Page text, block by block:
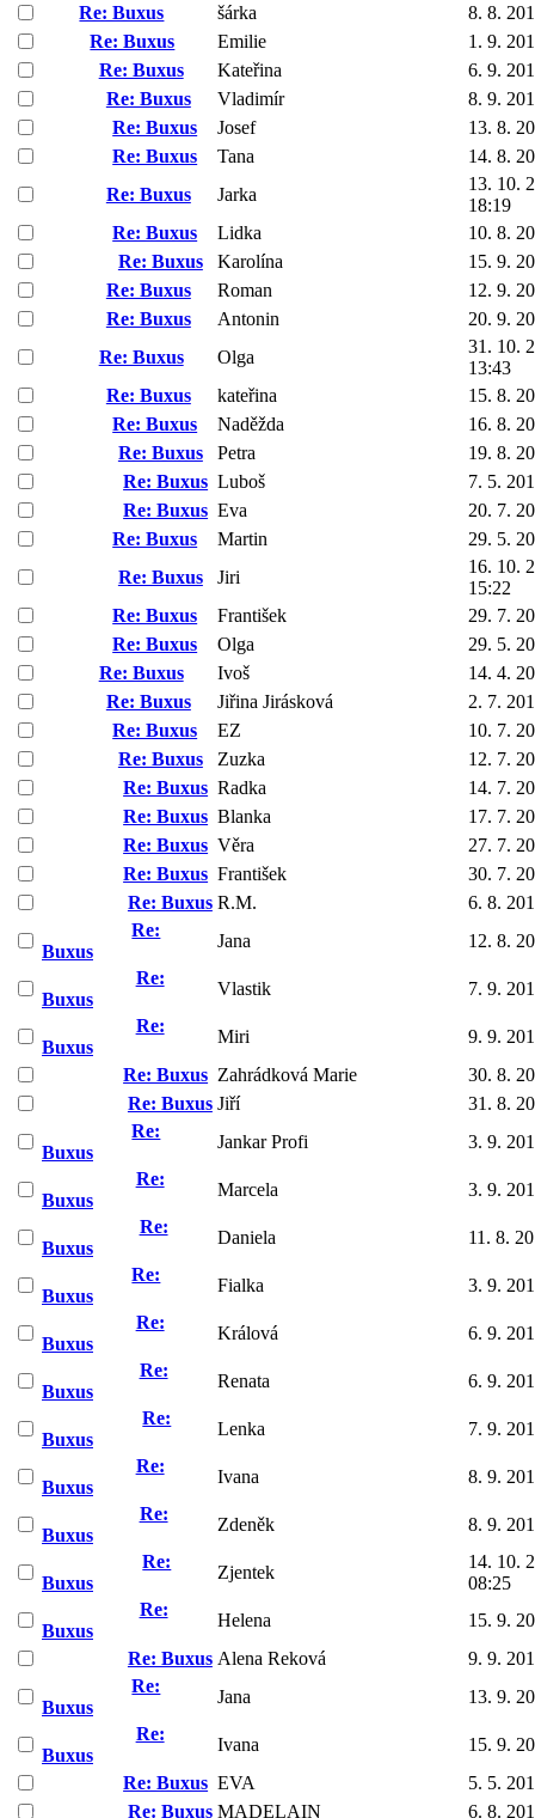
Re: Buxus
šárka
8. 8.
Re: Buxus
Emilie
1. 9.
Re: Buxus
Kateřina
6. 9.
Re: Buxus
Vladimír
8. 9.
Re: Buxus
Josef
13. 8.
Re: Buxus
Tana
14. 8.
Re: Buxus
Jarka
13. 10.
18:19
Re: Buxus
Lidka
10. 8.
Re: Buxus
Karolína
15. 9.
Re: Buxus
Roman
12. 9.
Re: Buxus
Antonin
20. 9.
Re: Buxus
Olga
31. 10.
13:43
Re: Buxus
kateřina
15. 8.
Re: Buxus
Naděžda
16. 8.
Re: Buxus
Petra
19. 8.
Re: Buxus Luboš
7. 5.
Re: Buxus Eva
20. 7.
Re: Buxus
Martin
29. 5.
Re: Buxus
Jiri
16. 10.
15:22
Re: Buxus
František
29. 7.
Re: Buxus
Olga
29. 5.
Re: Buxus
Ivoš
14. 4.
Re: Buxus
Jiřina Jirásková
2. 7.
Re: Buxus
EZ
10. 7.
Re: Buxus
Zuzka
12. 7.
Re: Buxus Radka
14. 7.
Re: Buxus Blanka
17. 7.
Re: Buxus Věra
27. 7.
Re: Buxus František
30. 7.
Re: Buxus R.M.
6. 8.
Re:
Buxus
Jana
12. 8.
Re:
Buxus
Vlastik
7. 9.
Re:
Buxus
Miri
9. 9.
Re: Buxus Zahrádková Marie
30. 8.
Re: Buxus Jiří
31. 8.
Re:
Buxus
Jankar Profi
3. 9.
Re:
Buxus
Marcela
3. 9.
Re:
Buxus
Daniela
11. 8.
Re:
Buxus
Fialka
3. 9.
Re:
Buxus
Králová
6. 9.
Re:
Buxus
Renata
6. 9.
Re:
Buxus
Lenka
7. 9.
Re:
Buxus
Ivana
8. 9.
Re:
Buxus
Zdeněk
8. 9.
Re:
Buxus
Zjentek
14. 10.
08:25
Re:
Buxus
Helena
15. 9.
Re: Buxus Alena Reková
9. 9.
Re:
Buxus
Jana
13. 9.
Re:
Buxus
Ivana
15. 9.
Re: Buxus EVA
5. 5.
Re: Buxus MADELAIN 6. 8.